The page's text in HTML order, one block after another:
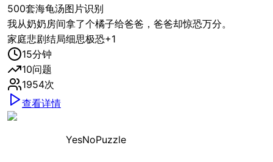
500套海龟汤图片识别
我从奶奶房间拿了个橘子给爸爸，爸爸却惊恐万分。
家庭悲剧结局细思极恐+1
15分钟
10问题
1954次
查看详情
YesNoPuzzle